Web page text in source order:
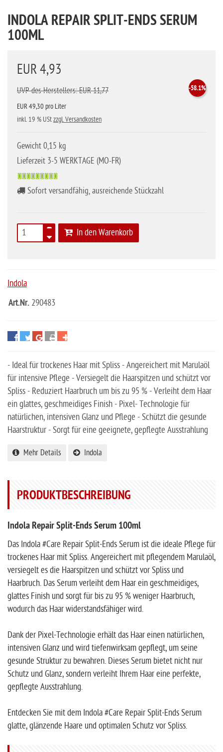
INDOLA REPAIR SPLIT-ENDS SERUM
100ML
EUR 4,93
-58.1%
UVP des Herstellers: EUR 11,77
EUR 49,30 pro Liter
inkl. 19 % UStzzgl. Versandkosten
Gewicht 0,15 kg
Lieferzeit 3-5 WERKTAGE (MO-FR)
Sofort versandfähig, ausreichende Stückzahl
In den Warenkorb
Indola
Art.Nr. 290483
- Ideal für trockenes Haar mit Spliss - Angereichert mit Marulaöl
für intensive Pflege - Versiegelt die Haarspitzen und schützt vor
Spliss - Reduziert Haarbruch um bis zu 95 % - Verleiht dem Haar
ein glattes, geschmeidiges Finish - Pixel- Technologie für
natürlichen, intensiven Glanz und Pflege - Schützt die gesunde
Haarstruktur - Sorgt für eine geeignete, gepflegte Ausstrahlung
Mehr Details Indola
PRODUKTBESCHREIBUNG
Indola Repair Split-Ends Serum 100ml
Das Indola #Care Repair Split-Ends Serum ist die ideale Pflege für
trockenes Haar mit Spliss. Angereichert mit pflegendem Marulaöl,
versiegelt es die Haarspitzen und schützt vor Spliss und
Haarbruch. Das Serum verleiht dem Haar ein geschmeidiges,
glattes Finish und sorgt für bis zu 95 % weniger Haarbruch,
wodurch das Haar widerstandsfähiger wird.
Dank der Pixel-Technologie erhält das Haar einen natürlichen,
intensiven Glanz und wird tiefenwirksam gepflegt, um seine
gesunde Struktur zu bewahren. Dieses Serum bietet nicht nur
Schutz und Glanz, sondern verleiht Ihrem Haar eine perfekte,
gepflegte Ausstrahlung.
Entdecken Sie mit dem Indola #Care Repair Split-Ends Serum
glatte, glänzende Haare und optimalen Schutz vor Spliss.